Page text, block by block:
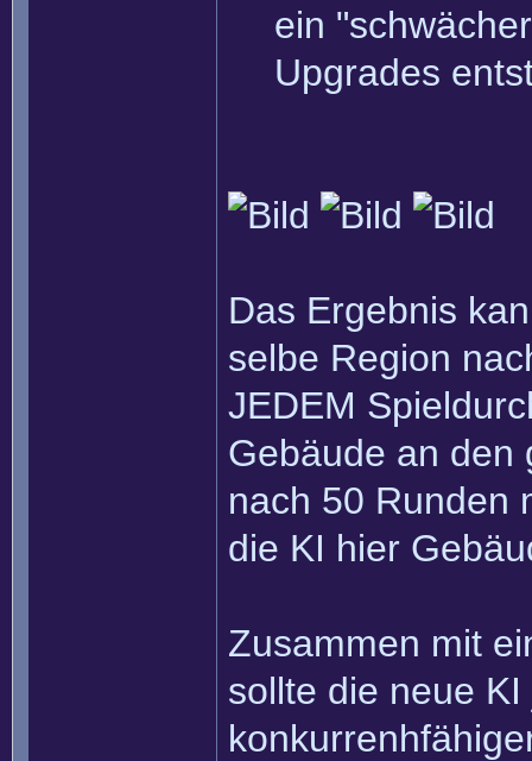
ein
Upgrades
Das Ergebnis
selbe Region
JEDEM
Gebäude an den
nach 50 Runden
die KI hier
Zusammen mit
sollte die neue